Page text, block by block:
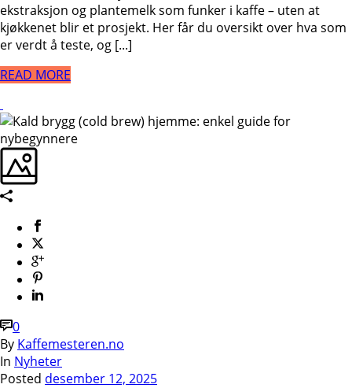
ekstraksjon og plantemelk som funker i kaffe – uten at
kjøkkenet blir et prosjekt. Her får du oversikt over hva som
er verdt å teste, og [...]
READ MORE
0
By Kaffemesteren.no
In Nyheter
Posted desember 12, 2025